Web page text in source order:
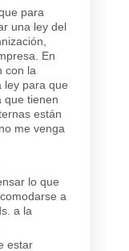
para
una ley del
En
con la
ley para que
que tienen
están
me venga
lo que
a
a la
estar